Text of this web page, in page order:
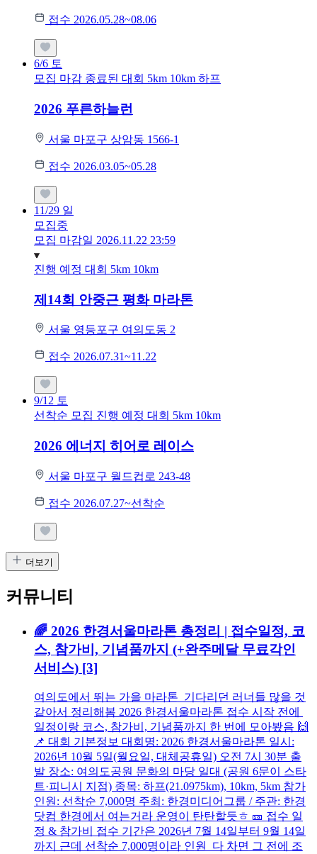
접수 2026.05.28~08.06
6/6 토
모집 마감 종료된 대회 5km 10km 하프
2026 푸른하늘런
서울 마포구 상암동 1566-1
접수 2026.03.05~05.28
11/29 일
모집중
모집 마감일 2026.11.22 23:59
진행 예정 대회 5km 10km
제14회 안중근 평화 마라톤
서울 영등포구 여의도동 2
접수 2026.07.31~11.22
9/12 토
선착순 모집 진행 예정 대회 5km 10km
2026 에너지 히어로 레이스
서울 마포구 월드컵로 243-48
접수 2026.07.27~선착순
더보기
커뮤니티
🌈 2026 한경서울마라톤 총정리 | 접수일정, 코
스, 참가비, 기념품까지 (+완주메달 무료각인
서비스) [3]
여의도에서 뛰는 가을 마라톤 기다리던 러너들 많을 것
같아서 정리해봄 2026 한경서울마라톤 접수 시작 전에
일정이랑 코스, 참가비, 기념품까지 한 번에 모아봤음 🙌
📌 대회 기본정보 대회명: 2026 한경서울마라톤 일시:
2026년 10월 5일(월요일, 대체공휴일) 오전 7시 30분 출
발 장소: 여의도공원 문화의 마당 일대 (공원 6문이 스타
트·피니시 지점) 종목: 하프(21.0975km), 10km, 5km 참가
인원: 선착순 7,000명 주최: 한경미디어그룹 / 주관: 한경
닷컴 한경에서 여는거라 운영이 탄탄할듯ㅎ 🎫 접수 일
정 & 참가비 접수 기간은 2026년 7월 14일부터 9월 14일
까지 근데 선착순 7,000명이라 인원 다 차면 그 전에 조